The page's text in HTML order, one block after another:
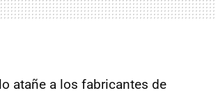
atañe a los fabricantes de